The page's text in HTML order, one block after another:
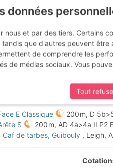
et
E Classique 200 m, D 5b
S
200 m, AD4a>4a II P2
Caf de tarbes Guibouly , Leigh,
données
nous et par des tiers. Certains
que d'autres peuvent être
de comprendre les
de médias sociaux. Vous
Tout